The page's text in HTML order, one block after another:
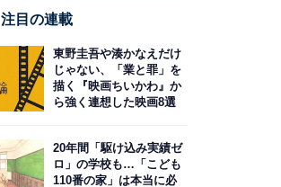
注目の連載
東野圭吾や湊かなえだけ
じゃない、「業と罪」を
描く『映画ちいかわ』か
ら強く連想した映画8選
20年間「駆け込み実績ゼ
ロ」の学校も…「こども
110番の家」は本当に必